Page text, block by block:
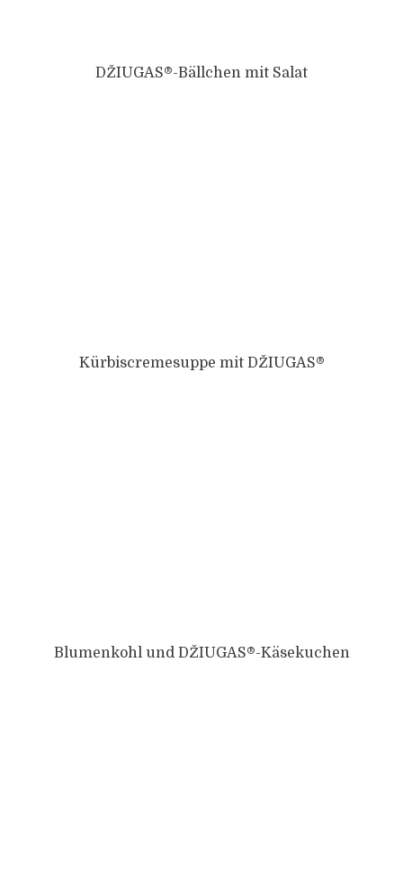
DŽIUGAS®-Bällchen mit Salat
Kürbiscremesuppe mit DŽIUGAS®
Blumenkohl und DŽIUGAS®-Käsekuchen